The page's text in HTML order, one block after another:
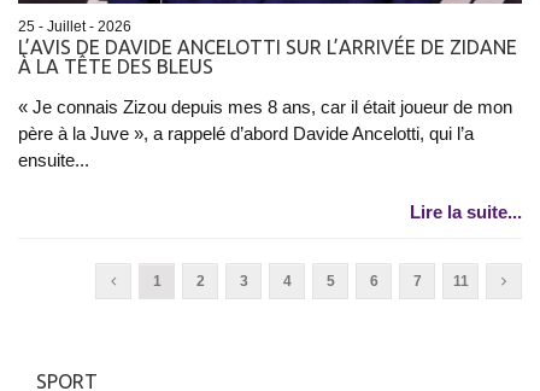
25 - Juillet - 2026
L’AVIS DE DAVIDE ANCELOTTI SUR L’ARRIVÉE DE ZIDANE
À LA TÊTE DES BLEUS
« Je connais Zizou depuis mes 8 ans, car il était joueur de mon
père à la Juve », a rappelé d’abord Davide Ancelotti, qui l’a
ensuite...
Lire la suite...
1 2 3 4 5 6 7 11
SPORT